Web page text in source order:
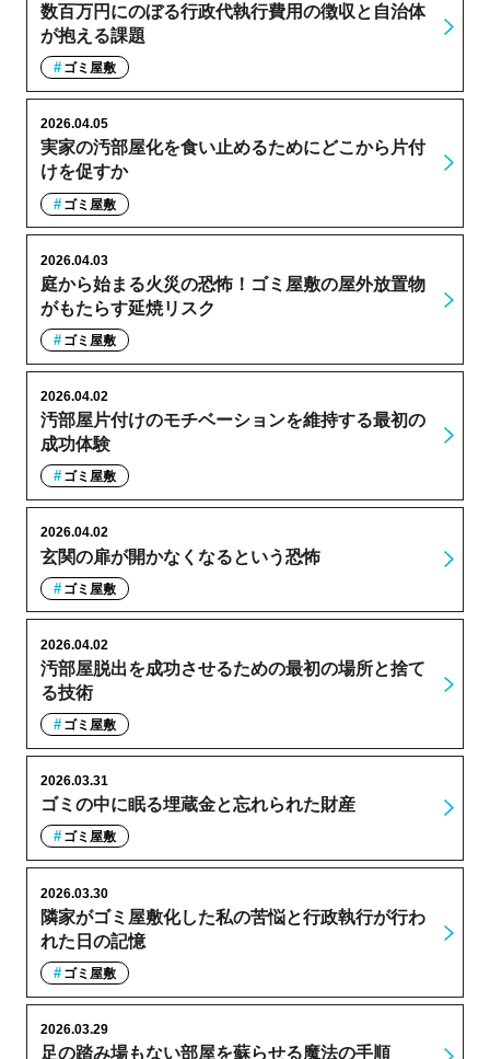
数百万円にのぼる行政代執行費用の徴収と自治体
が抱える課題
ゴミ屋敷
実家の汚部屋化を食い止めるためにどこから片付
けを促すか
2026.04.05
ゴミ屋敷
庭から始まる火災の恐怖！ゴミ屋敷の屋外放置物
がもたらす延焼リスク
2026.04.03
ゴミ屋敷
汚部屋片付けのモチベーションを維持する最初の
成功体験
2026.04.02
ゴミ屋敷
玄関の扉が開かなくなるという恐怖
2026.04.02
ゴミ屋敷
汚部屋脱出を成功させるための最初の場所と捨て
る技術
2026.04.02
ゴミ屋敷
ゴミの中に眠る埋蔵金と忘れられた財産
2026.03.31
ゴミ屋敷
隣家がゴミ屋敷化した私の苦悩と行政執行が行わ
れた日の記憶
2026.03.30
ゴミ屋敷
足の踏み場もない部屋を蘇らせる魔法の手順
2026.03.29